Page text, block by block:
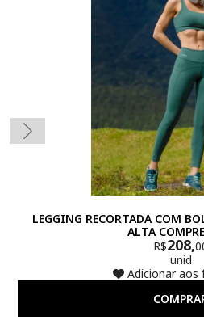
LEGGING RECORTADA COM
ALTA
R$208,
unid
Adicionar aos